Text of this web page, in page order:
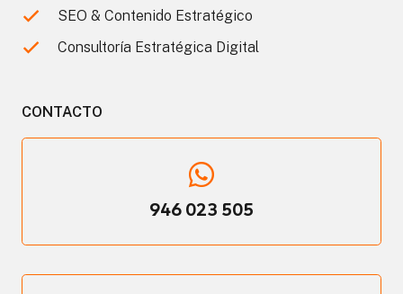
SEO & Contenido Estratégico
Consultoría Estratégica Digital
CONTACTO
946 023 505